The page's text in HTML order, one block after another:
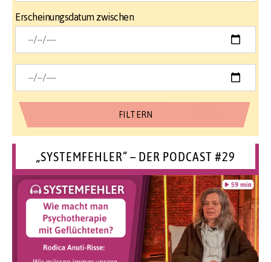
Erscheinungsdatum zwischen
„SYSTEMFEHLER“ – DER PODCAST #29